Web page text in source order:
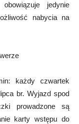
jedynie
nabycia na
każdy czwartek
br. Wyjazd spod
prowadzone są
karty wstępu do